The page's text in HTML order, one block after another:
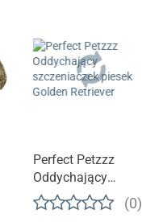
Perfect Petzzz
Oddychający
szczeniaczek piesek
Golden Retriever
(0)